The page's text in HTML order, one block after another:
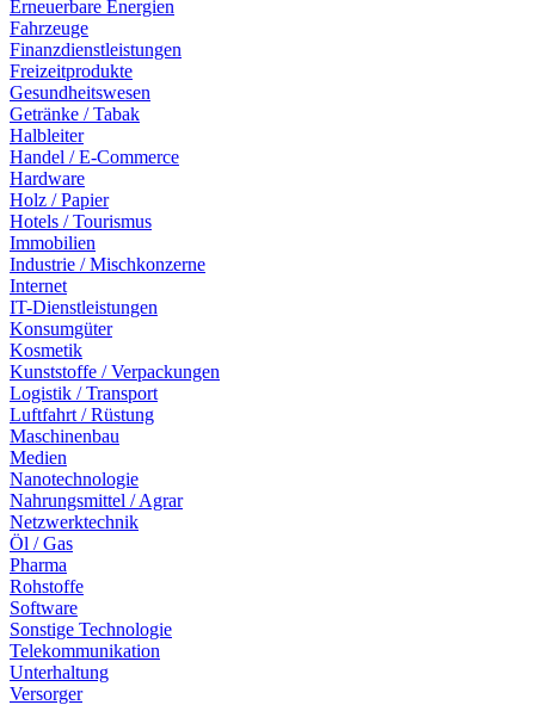
Erneuerbare Energien
Fahrzeuge
Finanzdienstleistungen
Freizeitprodukte
Gesundheitswesen
Getränke / Tabak
Halbleiter
Handel / E-Commerce
Hardware
Holz / Papier
Hotels / Tourismus
Immobilien
Industrie / Mischkonzerne
Internet
IT-Dienstleistungen
Konsumgüter
Kosmetik
Kunststoffe / Verpackungen
Logistik / Transport
Luftfahrt / Rüstung
Maschinenbau
Medien
Nanotechnologie
Nahrungsmittel / Agrar
Netzwerktechnik
Öl / Gas
Pharma
Rohstoffe
Software
Sonstige Technologie
Telekommunikation
Unterhaltung
Versorger